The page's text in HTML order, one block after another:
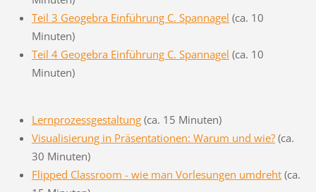
Teil 3 Geogebra Einführung C. Spannagel (ca. 10
Minuten)
Teil 4 Geogebra Einführung C. Spannagel (ca. 10
Minuten)
Lernprozessgestaltung(ca. 15 Minuten)
Visualisierung in Präsentationen: Warum und wie?(ca.
30 Minuten)
Flipped Classroom - wie man Vorlesungen umdreht(ca.